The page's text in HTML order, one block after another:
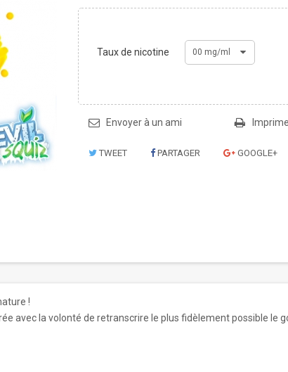
Taux de nicotine 00 mg/ml
Envoyer à un ami
TWEET PARTAGER GOOGLE+
!
avec la volonté de retranscrire le plus fidèlement possible le